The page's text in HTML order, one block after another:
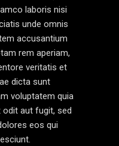
laboris nisi
unde omnis
accusantium
rem aperiam,
veritatis et
dicta sunt
voluptatem quia
aut fugit, sed
eos qui